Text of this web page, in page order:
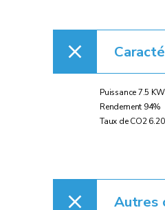
Puissance 7.5 KW
Rendement 94%
Taux de CO2
Autres